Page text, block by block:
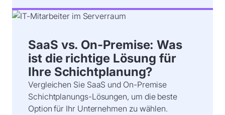
SaaS vs. On-Premise: Was
ist die richtige Lösung für
Ihre Schichtplanung?
Vergleichen Sie SaaS und On-Premise
Schichtplanungs-Lösungen, um die beste
Option für Ihr Unternehmen zu wählen.